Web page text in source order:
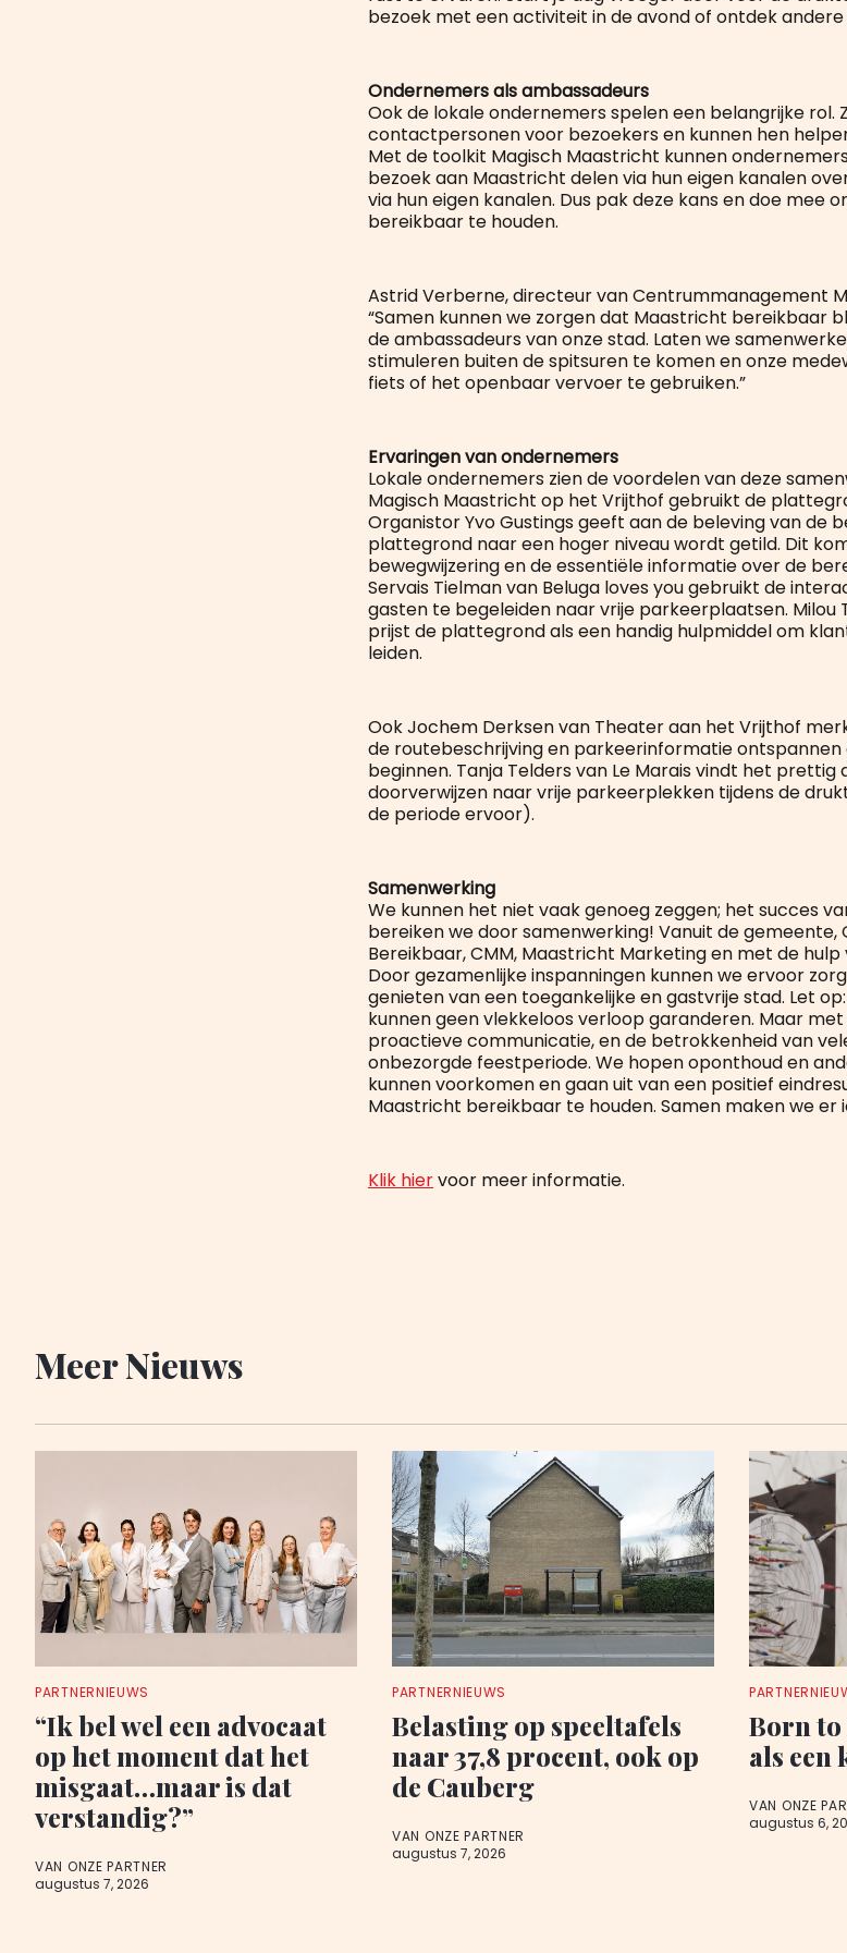
bezoek met een activiteit in de avond of ontdek andere
Ondernemers als ambassadeurs
Ook de lokale ondernemers spelen een belangrijke rol.
contactpersonen voor bezoekers en kunnen hen
Met de toolkit Magisch Maastricht kunnen
bezoek aan Maastricht delen via hun eigen kanalen
via hun eigen kanalen. Dus pak deze kans en doe mee
bereikbaar te houden.
Astrid Verberne, directeur van Centrummanagement
“Samen kunnen we zorgen dat Maastricht bereikbaar
de ambassadeurs van onze stad. Laten we
stimuleren buiten de spitsuren te komen en onze
fiets of het openbaar vervoer te gebruiken.”
Ervaringen van ondernemers
Lokale ondernemers zien de voordelen van deze
Magisch Maastricht op het Vrijthof gebruikt de
Organistor Yvo Gustings geeft aan de beleving van de
plattegrond naar een hoger niveau wordt getild. Dit
bewegwijzering en de essentiële informatie over de
Servais Tielman van Beluga loves you gebruikt de
gasten te begeleiden naar vrije parkeerplaatsen. Milou
prijst de plattegrond als een handig hulpmiddel om
leiden.
Ook Jochem Derksen van Theater aan het Vrijthof
de routebeschrijving en parkeerinformatie ontspannen
beginnen. Tanja Telders van Le Marais vindt het
doorverwijzen naar vrije parkeerplekken tijdens de
de periode ervoor).
Samenwerking
We kunnen het niet vaak genoeg zeggen; het succes
bereiken we door samenwerking! Vanuit de gemeente,
Bereikbaar, CMM, Maastricht Marketing en met de
Door gezamenlijke inspanningen kunnen we ervoor
genieten van een toegankelijke en gastvrije stad. Let
kunnen geen vlekkeloos verloop garanderen. Maar
proactieve communicatie, en de betrokkenheid van
onbezorgde feestperiode. We hopen oponthoud en
kunnen voorkomen en gaan uit van een positief
Maastricht bereikbaar te houden. Samen maken we er
Klik hiervoor meer informatie.
Meer Nieuws
PARTNERNIEUWS
“Ik bel wel een advocaat
op het moment dat het
misgaat…maar is dat
verstandig?”
VAN ONZE PARTNER
augustus 7, 2026
PARTNERNIEUWS
Belasting op speeltafels
naar 37,8 procent, ook op
de Cauberg
VAN ONZE PARTNER
augustus 7, 2026
Born
als een
VAN ONZE
augustus 6,